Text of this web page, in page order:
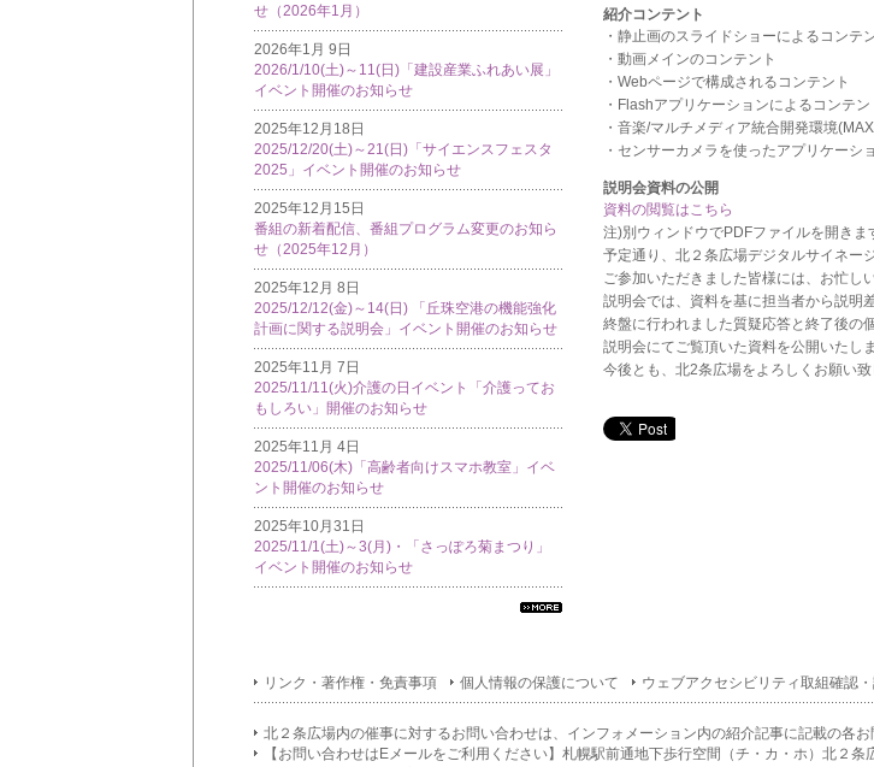
せ（2026年1月）
2026年1月 9日
2026/1/10(土)～11(日)「建設産業ふれあい展」
イベント開催のお知らせ
2025年12月18日
2025/12/20(土)～21(日)「サイエンスフェスタ
2025」イベント開催のお知らせ
2025年12月15日
番組の新着配信、番組プログラム変更のお知ら
せ（2025年12月）
2025年12月 8日
2025/12/12(金)～14(日) 「丘珠空港の機能強化
計画に関する説明会」イベント開催のお知らせ
2025年11月 7日
2025/11/11(火)介護の日イベント「介護ってお
もしろい」開催のお知らせ
2025年11月 4日
2025/11/06(木)「高齢者向けスマホ教室」イベ
ント開催のお知らせ
2025年10月31日
2025/11/1(土)～3(月)・「さっぽろ菊まつり」
イベント開催のお知らせ
フォ
メー
ショ
ン一
紹介コンテント
・静止画のスライドショーによるコン
・動画メインのコンテント
・Webページで構成されるコンテント
・Flashアプリケーションによるコンテン
・音楽/マルチメディア統合開発環境
・センサーカメラを使ったアプリケーシ
説明会資料の公開
資料の閲覧はこちら
注)別ウィンドウでPDFファイルを開きま
予定通り、北２条広場デジタルサイネー
ご参加いただきました皆様には、お忙し
説明会では、資料を基に担当者から説明
終盤に行われました質疑応答と終了後の
説明会にてご覧頂いた資料を公開いたしま
今後とも、北2条広場をよろしくお願い致
リンク・著作権・免責事項 個人情報の保護について ウェブアクセシビリティ取組確認
北２条広場内の催事に対するお問い合わせは、インフォメーション内の紹介記事に記載の各お
【お問い合わせはEメールをご利用ください】札幌駅前通地下歩行空間（チ・カ・ホ）北２条